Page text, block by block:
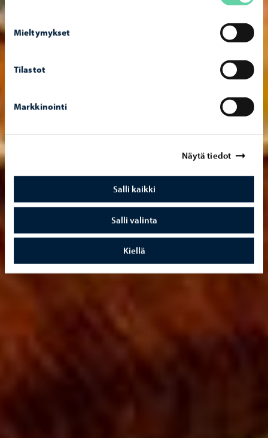
Mieltymykset
Tilastot
Markkinointi
Näytä tiedot
Salli kaikki
Salli valinta
Kiellä